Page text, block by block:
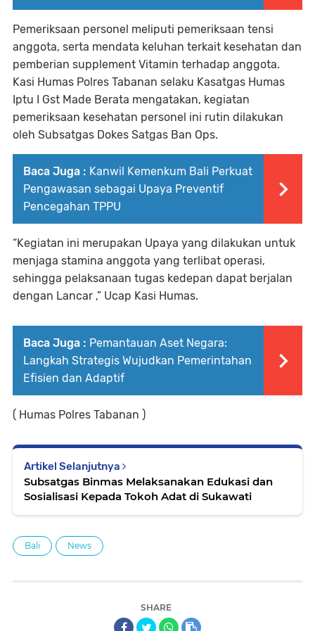
Pemeriksaan personel meliputi pemeriksaan tensi
anggota, serta mendata keluhan terkait kesehatan dan
pemberian supplement Vitamin terhadap anggota.
Kasi Humas Polres Tabanan selaku Kasatgas Humas
Iptu I Gst Made Berata mengatakan, kegiatan
pemeriksaan kesehatan personel ini rutin dilakukan
oleh Subsatgas Dokes Satgas Ban Ops.
Baca Juga : Kanwil Kemenkum Bali Perkuat
Pengawasan sebagai Upaya Preventif
Pencegahan TPPU
“Kegiatan ini merupakan Upaya yang dilakukan untuk
menjaga stamina anggota yang terlibat operasi,
sehingga pelaksanaan tugas kedepan dapat berjalan
dengan Lancar ,” Ucap Kasi Humas.
Baca Juga : Pemantauan Aset Negara:
Langkah Strategis Wujudkan Pemerintahan
Efisien dan Adaptif
( Humas Polres Tabanan )
Artikel Selanjutnya
Subsatgas Binmas Melaksanakan Edukasi dan
Sosialisasi Kepada Tokoh Adat di Sukawati
Bali News
SHARE